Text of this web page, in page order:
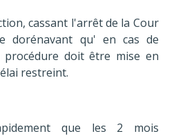
cassant l'arrêt de la Cour
dorénavant qu' en cas de
doit être mise en
restreint.
que les 2 mois